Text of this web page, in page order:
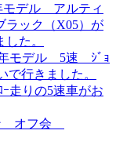
モデル アルティ
ック（X05）が
た。
年モデル 5速 ｼﾞｮ
で行きました。
走りの5速車がお
オフ会